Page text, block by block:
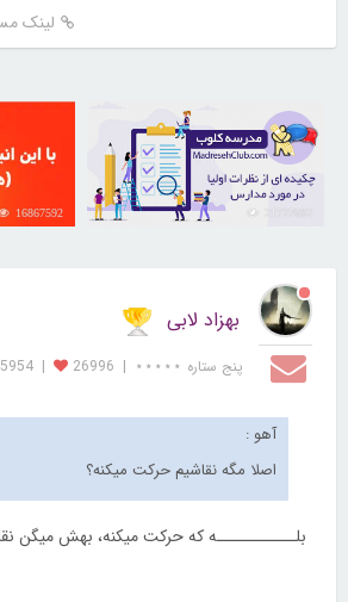
لینک
16867592
بهزاد لابی
پنج ستاره ⋆⋆⋆⋆⋆ |
26996
|
15954
آهو :
اصلا مگه نقاشیم حرکت میکنه؟
بلـــــــــــه که حرکت میکنه، بهش میگن